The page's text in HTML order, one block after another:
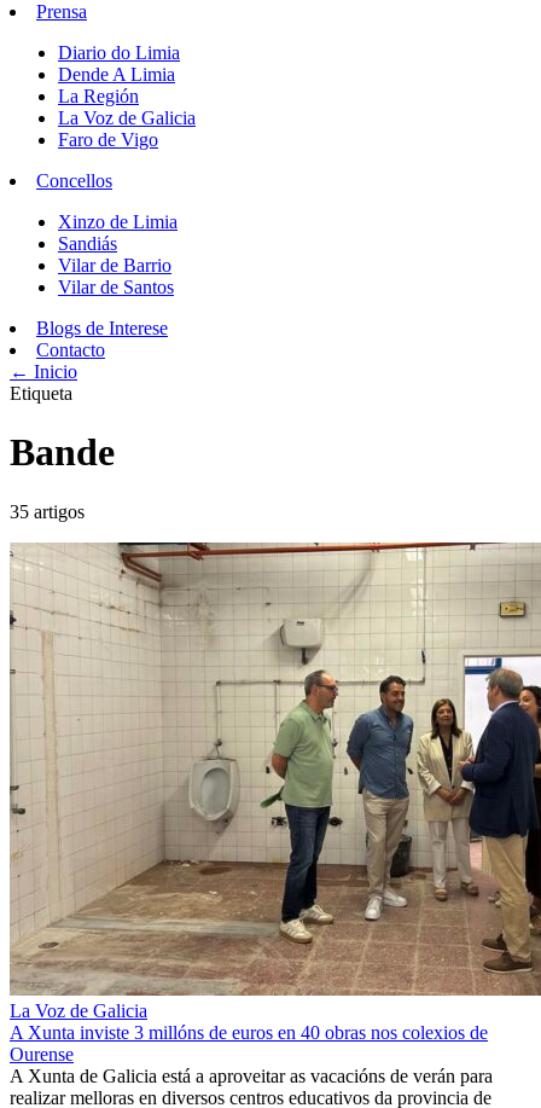
Prensa
Diario do Limia
Dende A Limia
La Región
La Voz de Galicia
Faro de Vigo
Concellos
Xinzo de Limia
Sandiás
Vilar de Barrio
Vilar de Santos
Blogs de Interese
Contacto
← Inicio
Etiqueta
Bande
35 artigos
La Voz de Galicia
A Xunta inviste 3 millóns de euros en 40 obras nos colexios de
Ourense
A Xunta de Galicia está a aproveitar as vacacións de verán para
realizar melloras en diversos centros educativos da provincia de